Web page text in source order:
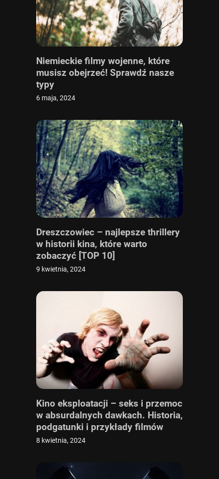
Niemieckie filmy wojenne, które
musisz obejrzeć! Sprawdź nasze
typy
6 maja, 2024
Dreszczowiec – najlepsze thrillery
w historii kina, które warto
zobaczyć [TOP 10]
9 kwietnia, 2024
Kino eksploatacji – seks i przemoc
w absurdalnych dawkach. Historia,
podgatunki i przykłady filmów
eksploatacyjnych
8 kwietnia, 2024